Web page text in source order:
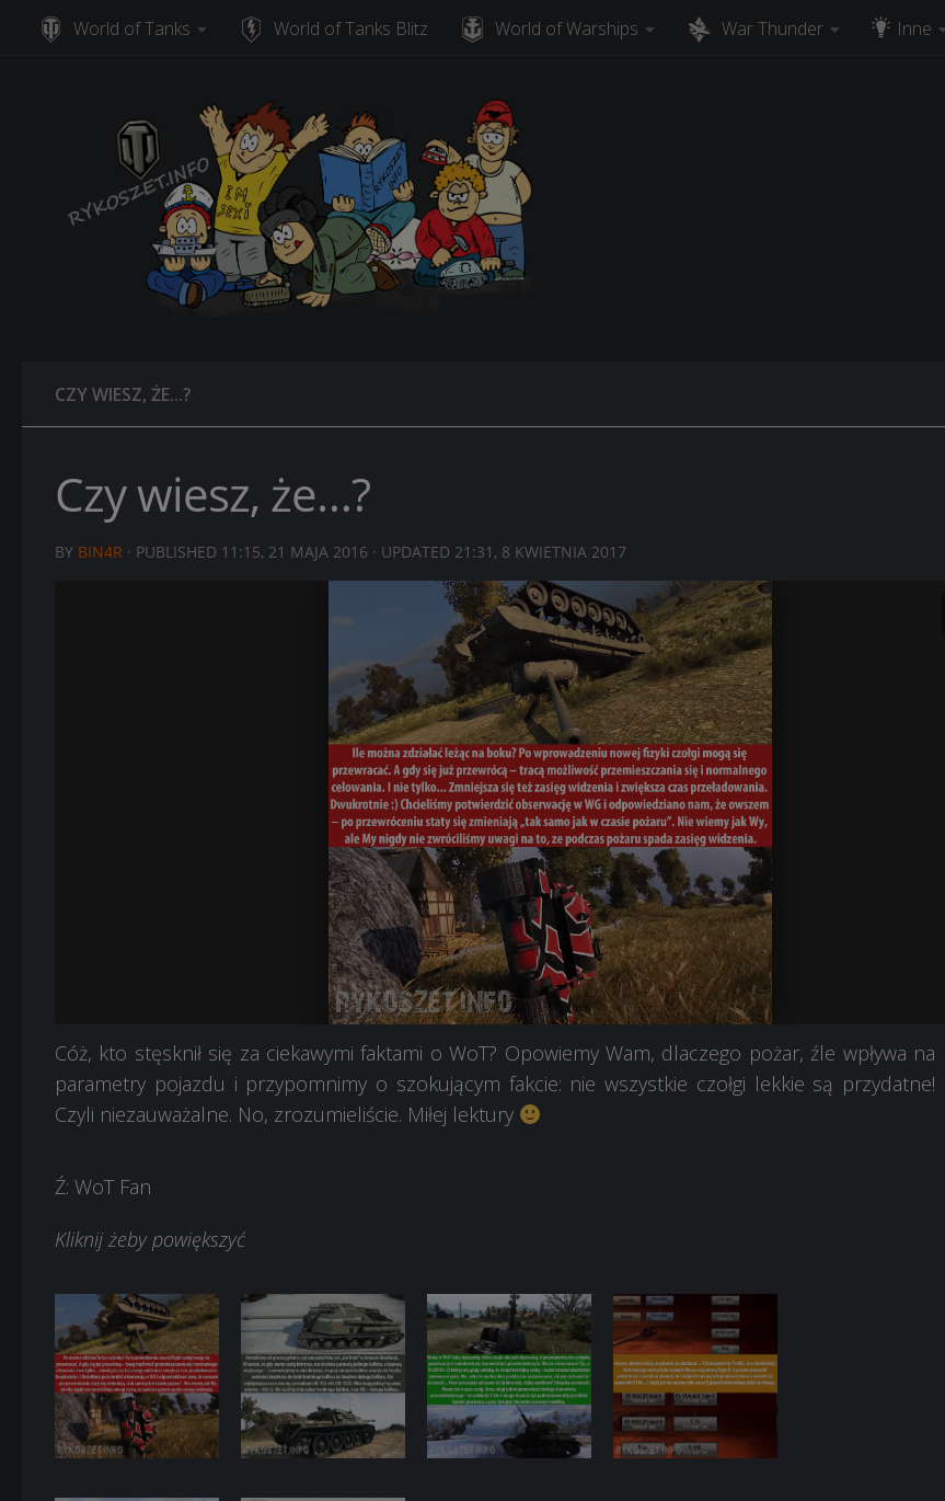
Skip to content
World of Tanks World of Tanks Blitz World of Warships War Thunder Inne
CZY WIESZ, ŻE...?
Czy wiesz, że…?
BY BIN4R · PUBLISHED 11:15, 21 MAJA 2016 · UPDATED 21:31, 8 KWIETNIA 2017
Cóż, kto stęsknił się za ciekawymi faktami o WoT? Opowiemy Wam, dlaczego pożar, źle wpływa na
parametry pojazdu i przypomnimy o szokującym fakcie: nie wszystkie czołgi lekkie są przydatne!
Czyli niezauważalne. No, zrozumieliście. Miłej lektury
Ź: WoT Fan
Kliknij żeby powiększyć